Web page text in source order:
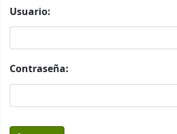
Usuario:
Contraseña: